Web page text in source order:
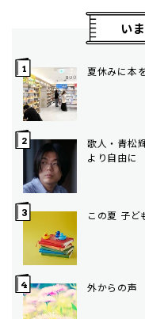
い
夏休みに本
歌人・青松
より自由に
この夏 子ど
外からの声